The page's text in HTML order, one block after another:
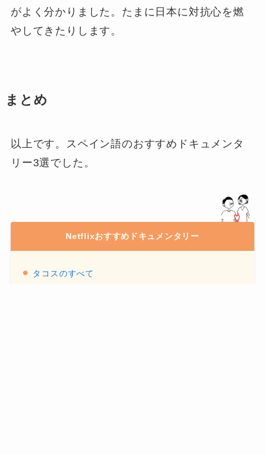
がよく分かりました。たまに日本に対抗心を燃
やしてきたりします。
まとめ
以上です。スペイン語のおすすめドキュメンタ
リー3選でした。
Netflixおすすめドキュメンタリー
タコスのすべて